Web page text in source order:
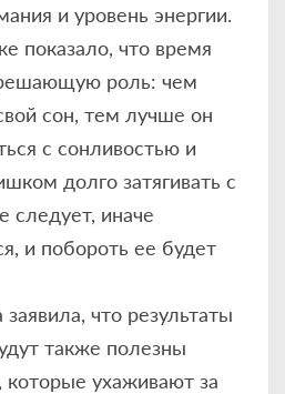
и уровень энергии.
показало, что время
решающую роль: чем
сон, тем лучше он
с сонливостью и
долго затягивать с
следует, иначе
и побороть ее будет
что результаты
также полезны
ухаживают за